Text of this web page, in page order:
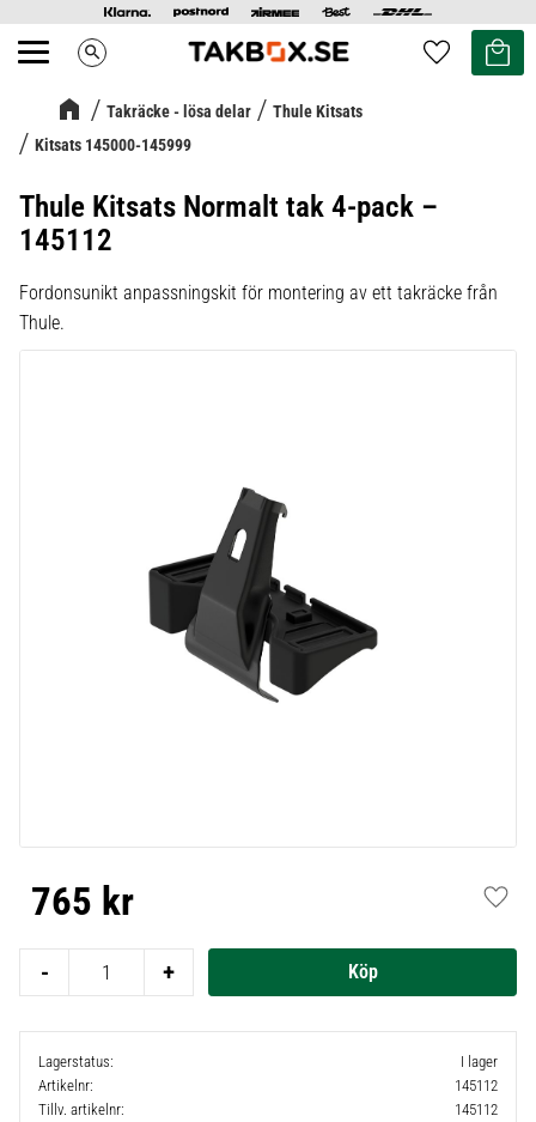
Meny search Favoriter
Kundvagn
Takräcke - lösa delar
Thule Kitsats
Kitsats 145000-145999
Thule Kitsats Normalt tak 4-pack –
145112
Fordonsunikt anpassningskit för montering av ett takräcke från
Thule.
765 kr
+
-
Lagerstatus
I lager
Artikelnr
145112
Tillv. artikelnr
145112